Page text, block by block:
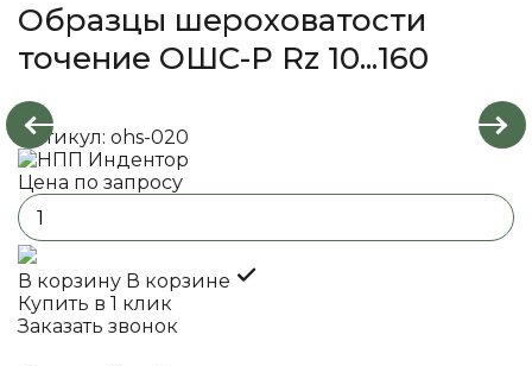
Образцы шероховатости
точение ОШС-Р Rz 10...160
Артикул: ohs-020
Цена по запросу
В корзину В корзине
Купить в 1 клик
Заказать звонок